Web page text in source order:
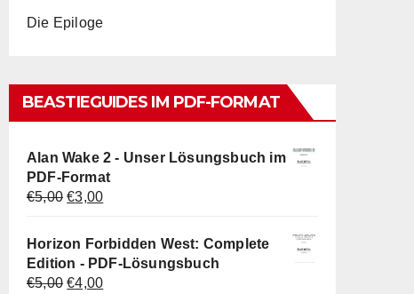
Die Epiloge
BEASTIEGUIDES IM PDF-FORMAT
Alan Wake 2 - Unser Lösungsbuch im
PDF-Format
€5,00 Ursprünglicher
war:
€5,00
€3,00Aktueller
ist:
€3,00.
Horizon Forbidden West: Complete
Edition - PDF-Lösungsbuch
€5,00 Ursprünglicher
€4,00Aktueller